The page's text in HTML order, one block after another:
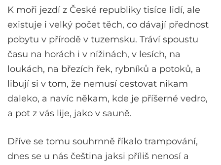
K moři jezdí z České republiky tisíce lidí, ale
existuje i velký počet těch, co dávají přednost
pobytu v přírodě v tuzemsku. Tráví spoustu
času na horách i v nížinách, v lesích, na
loukách, na březích řek, rybníků a potoků, a
libují si v tom, že nemusí cestovat nikam
daleko, a navíc někam, kde je příšerné vedro,
a pot z vás lije, jako v sauně.
Dříve se tomu souhrnně říkalo trampování,
dnes se u nás čeština jaksi příliš nenosí a